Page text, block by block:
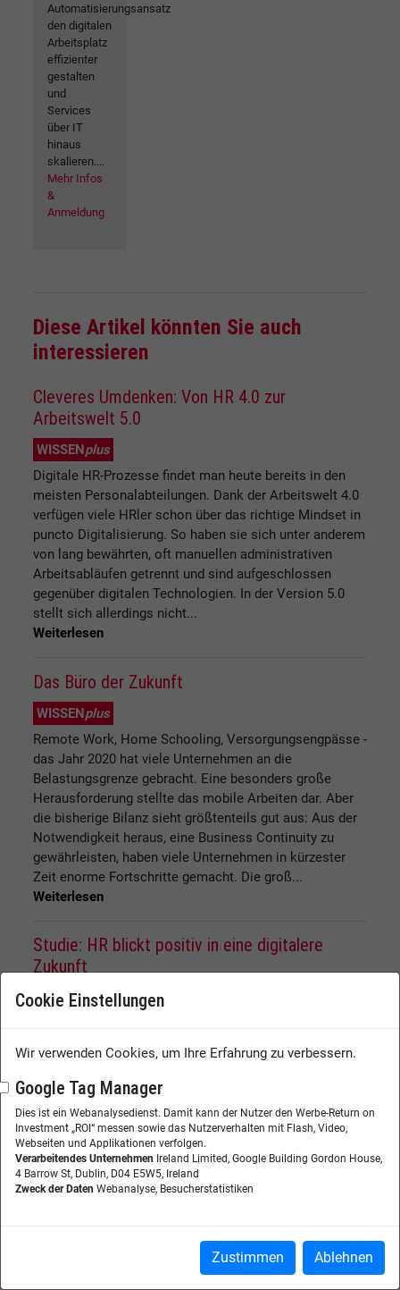
Automatisierungsansatz
den digitalen
Arbeitsplatz
effizienter
gestalten
und
Services
über IT
hinaus
skalieren....
Mehr Infos
&
Anmeldung
Diese Artikel könnten Sie auch
interessieren
Cleveres Umdenken: Von HR 4.0 zur
Arbeitswelt 5.0
WISSENplus
Digitale HR-Prozesse findet man heute bereits in den
meisten Personalabteilungen. Dank der Arbeitswelt 4.0
verfügen viele HRler schon über das richtige Mindset in
puncto Digitalisierung. So haben sie sich unter anderem
von lang bewährten, oft manuellen administrativen
Arbeitsabläufen getrennt und sind aufgeschlossen
gegenüber digitalen Technologien. In der Version 5.0
stellt sich allerdings nicht...
Weiterlesen
Das Büro der Zukunft
WISSENplus
Remote Work, Home Schooling, Versorgungsengpässe -
das Jahr 2020 hat viele Unternehmen an die
Belastungsgrenze gebracht. Eine besonders große
Herausforderung stellte das mobile Arbeiten dar. Aber
die bisherige Bilanz sieht größtenteils gut aus: Aus der
Notwendigkeit heraus, eine Business Continuity zu
gewährleisten, haben viele Unternehmen in kürzester
Zeit enorme Fortschritte gemacht. Die groß...
Weiterlesen
Studie: HR blickt positiv in eine digitalere
Zukunft
Wie sieht eigentlich das "Neue Normal" in den
Personalabteilungen aus? Gibt es bleibende
Krisenmanagement wieder zurück zu "business as
daher im Mai 2020 rund 50 Unternehmensvertreter,
vorwiegend führende Mitarbeitende aus Personal-
Abteilungen verschiedener Branchen dazu befragt,
inwieweit sich ihr beruflicher Alltag du...
Weiterlesen
Unternehmen setzen immer stärker auf die Flexibilität,
Cookie Einstellungen
Wir verwenden Cookies, um Ihre Erfahrung zu verbessern.
Google Tag Manager
Dies ist ein Webanalysedienst. Damit kann der Nutzer den Werbe-Return on
Investment „ROI“ messen sowie das Nutzerverhalten mit Flash, Video,
Webseiten und Applikationen verfolgen.
Verarbeitendes Unternehmen Ireland Limited, Google Building Gordon House,
4 Barrow St, Dublin, D04 E5W5, Ireland
Zweck der Daten Webanalyse, Besucherstatistiken
Zustimmen Ablehnen